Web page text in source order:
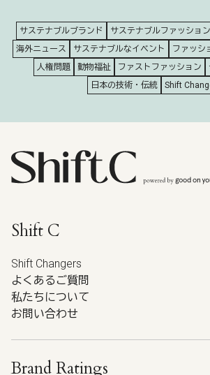
サステナブルブランド サステナブルファッション
海外ニュース
サステナブルなイベント ファッシ
人権問題
動物福祉 ファストファッション
日本の技術・伝統
Shift
Shift C
Shift Changers
よくあるご質問
私たちについて
お問い合わせ
Brand Ratings